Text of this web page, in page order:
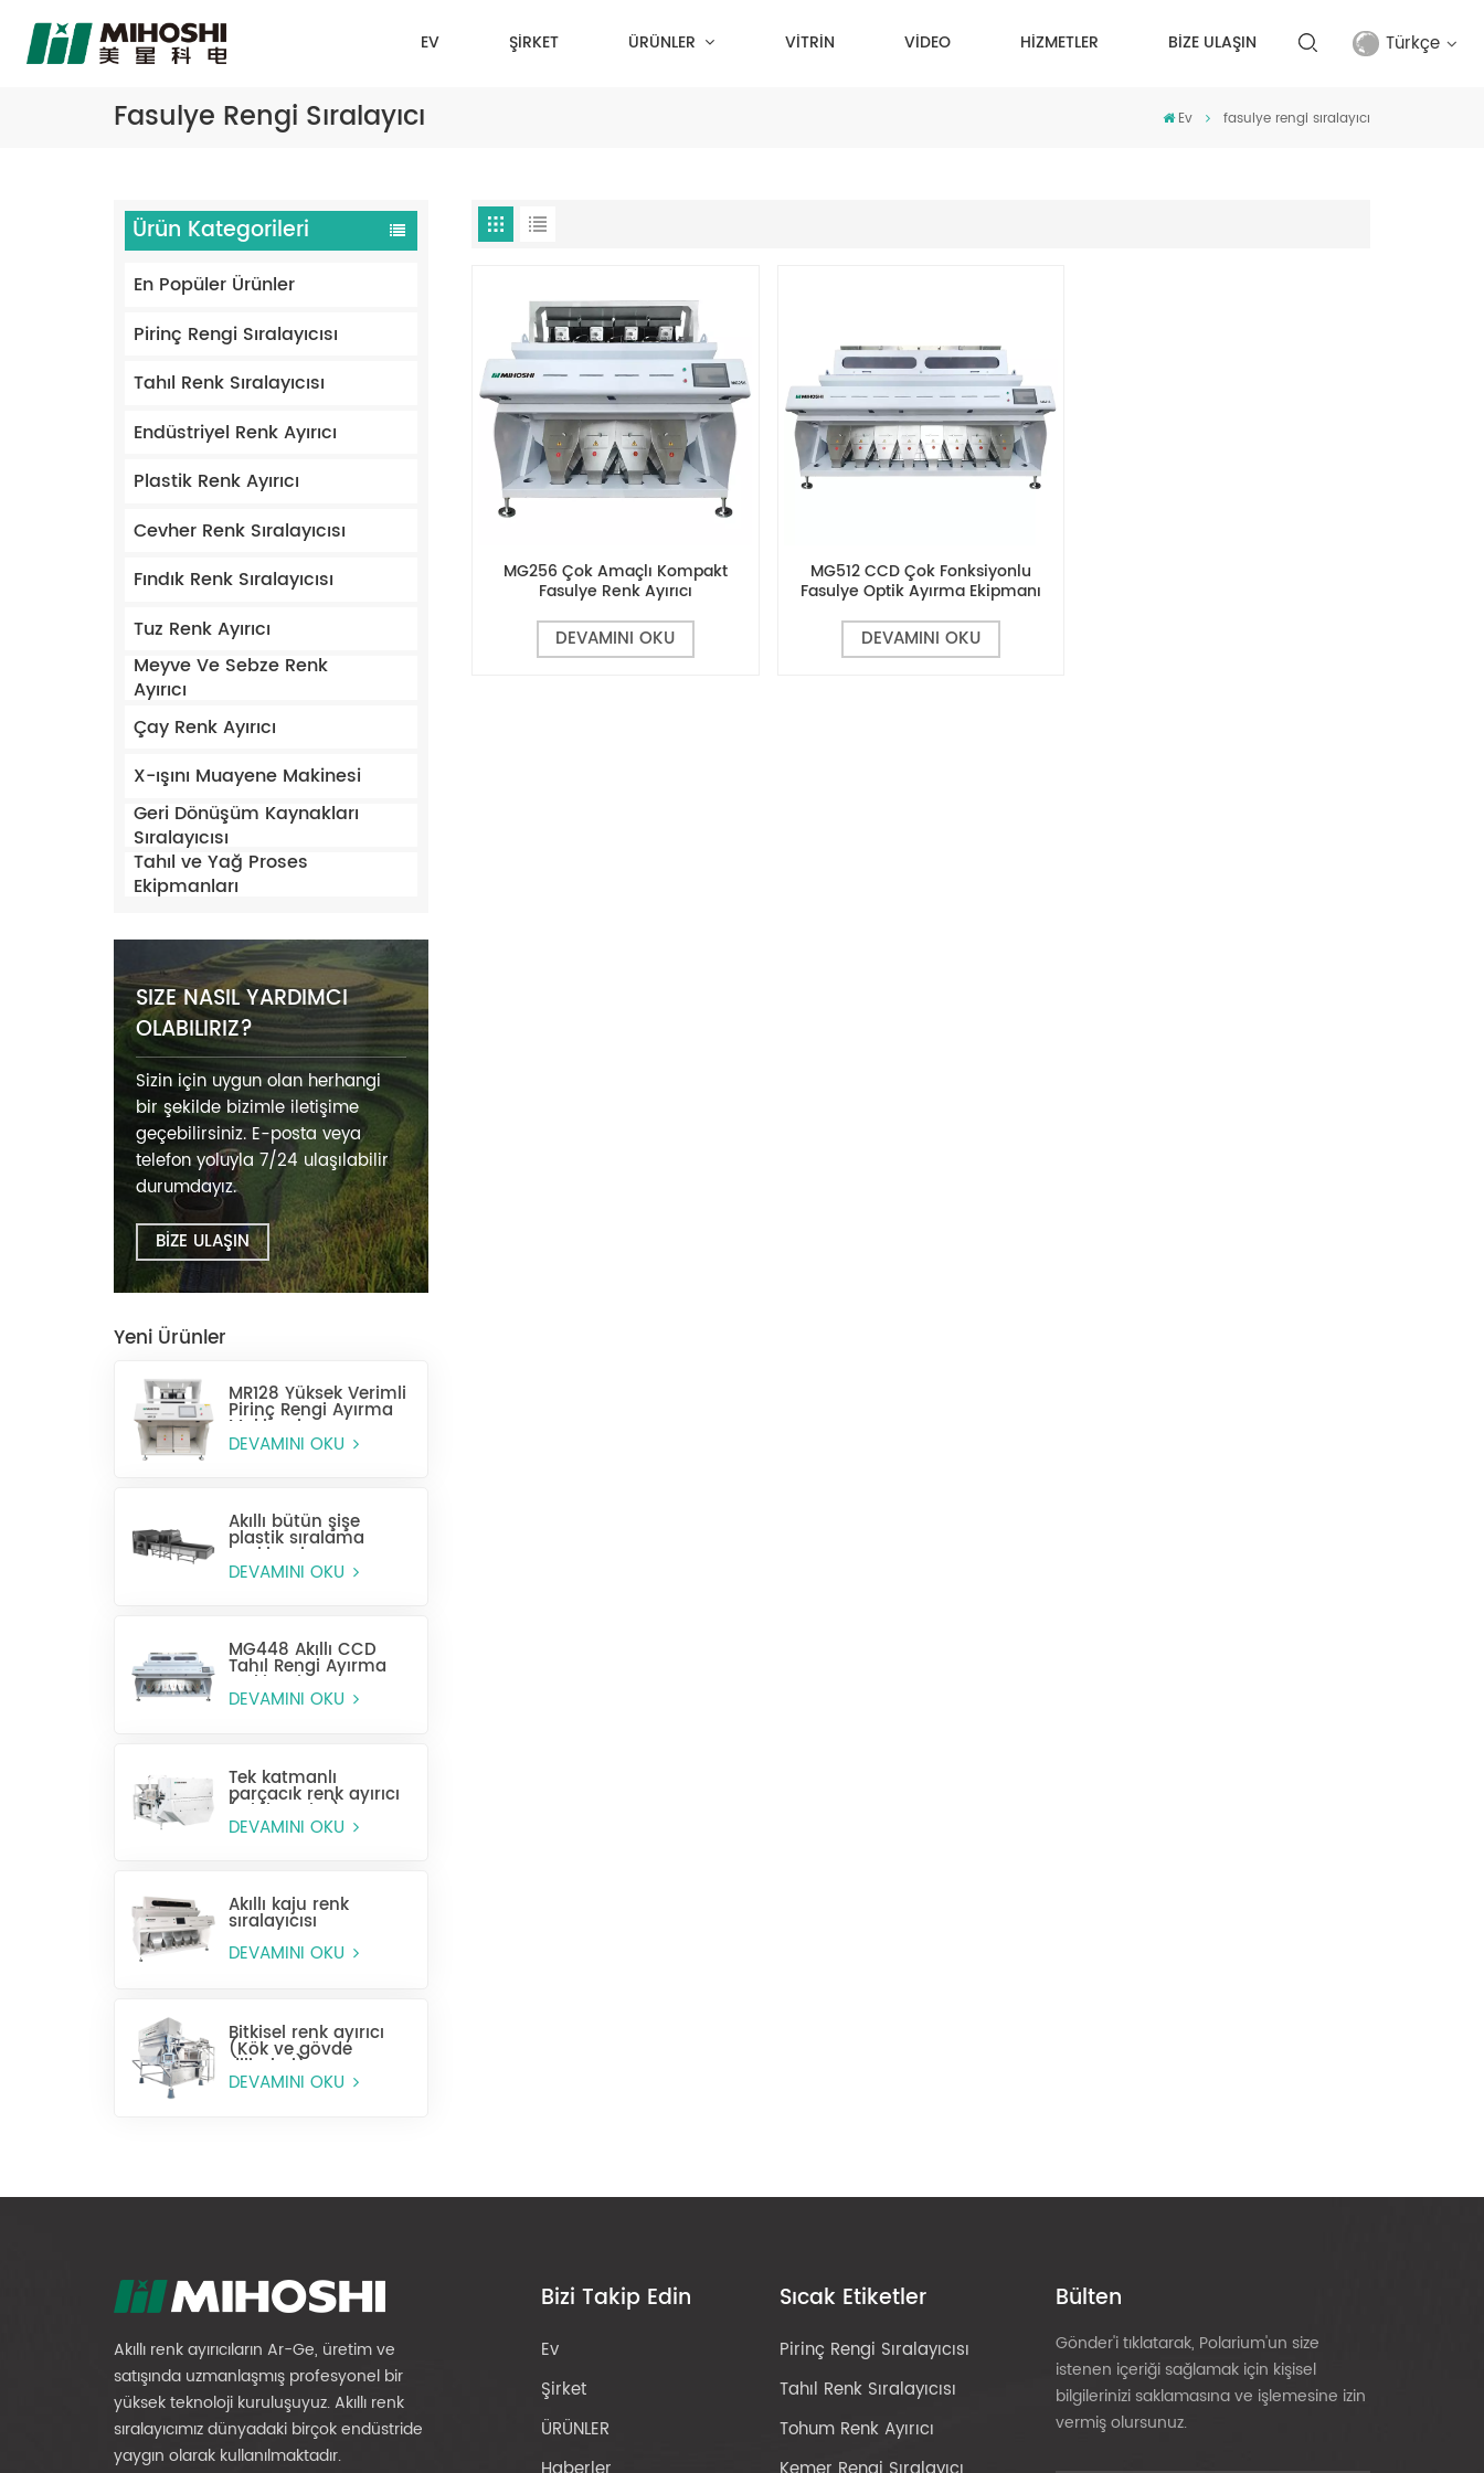
EV ŞİRKET ÜRÜNLER VİTRİN VİDEO HİZMETLER BİZE ULAŞIN Türkçe
Fasulye Rengi Sıralayıcı Ev fasulye rengi sıralayıcı
Ürün Kategorileri
En Popüler Ürünler
Pirinç Rengi Sıralayıcısı
Tahıl Renk Sıralayıcısı
Endüstriyel Renk Ayırıcı
Plastik Renk Ayırıcı
Cevher Renk Sıralayıcısı
Fındık Renk Sıralayıcısı
Tuz Renk Ayırıcı
Meyve Ve Sebze Renk
Ayırıcı
Çay Renk Ayırıcı
X-ışını Muayene Makinesi
Geri Dönüşüm Kaynakları
Sıralayıcısı
Tahıl ve Yağ Proses
Ekipmanları
SIZE NASIL YARDIMCI
OLABILIRIZ?
Sizin için uygun olan herhangi
bir şekilde bizimle iletişime
geçebilirsiniz. E-posta veya
telefon yoluyla 7/24 ulaşılabilir
durumdayız.
BİZE ULAŞIN
Yeni Ürünler
MR128 Yüksek Verimli
Pirinç Rengi Ayırma
Makinesi
DEVAMINI OKU
Akıllı bütün şişe
plastik sıralama
makinesi
DEVAMINI OKU
MG448 Akıllı CCD
Tahıl Rengi Ayırma
Makinesi
DEVAMINI OKU
Tek katmanlı
parçacık renk ayırıcı
(ıslak seçim)
DEVAMINI OKU
Akıllı kaju renk
sıralayıcısı
DEVAMINI OKU
Bitkisel renk ayırıcı
(Kök ve gövde
dilimleri)
DEVAMINI OKU
MG256 Çok Amaçlı Kompakt
Fasulye Renk Ayırıcı
DEVAMINI OKU
MG512 CCD Çok Fonksiyonlu
Fasulye Optik Ayırma Ekipmanı
DEVAMINI OKU
Akıllı renk ayırıcıların Ar-Ge, üretim ve
satışında uzmanlaşmış profesyonel bir
yüksek teknoloji kuruluşuyuz. Akıllı renk
sıralayıcımız dünyadaki birçok endüstride
yaygın olarak kullanılmaktadır.
Bizi Takip Edin
Ev
Şirket
ÜRÜNLER
Sıcak Etiketler
Pirinç Rengi Sıralayıcısı
Tahıl Renk Sıralayıcısı
Tohum Renk Ayırıcı
Bülten
Gönder'i tıklatarak, Polarium'un size
istenen içeriği sağlamak için kişisel
bilgilerinizi saklamasına ve işlemesine izin
vermiş olursunuz.